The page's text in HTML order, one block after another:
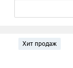
Хит продаж